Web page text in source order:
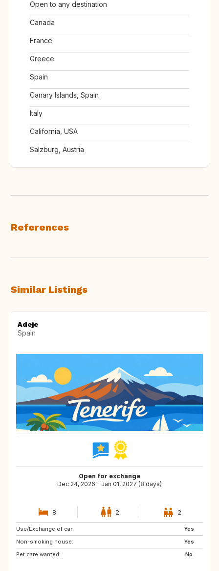
Open to any destination
Canada
France
Greece
Spain
Canary Islands, Spain
Italy
California, USA
Salzburg, Austria
References
Similar Listings
Adeje
Spain
Open for exchange
Dec 24, 2026 - Jan 01, 2027 (8 days)
8 2 2
Use/Exchange of car:
Yes
Non-smoking house:
Yes
Pet care wanted:
No